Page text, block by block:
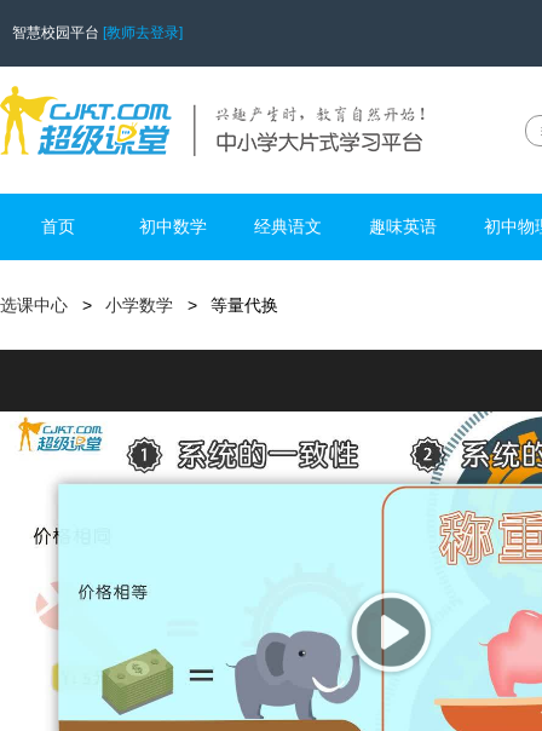
智慧校园平台 [教师去登录]
首页 初中数学 经典语文 趣味英语 初中物
选课中心 小学数学 等量代换